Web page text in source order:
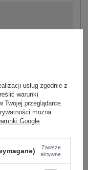
- +
usług zgodnie z
warunki
Twojej przeglądarce.
można
Google
Zawsze
aktywne